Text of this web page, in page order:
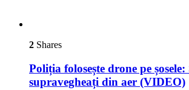
2 Shares
Poliția folosește drone pe
supravegheați din aer (VIDEO)